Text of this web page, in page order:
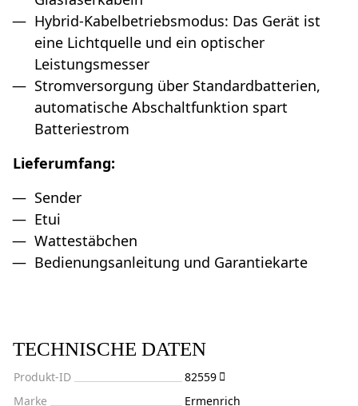
Hybrid-Kabelbetriebsmodus: Das Gerät ist
eine Lichtquelle und ein optischer
Leistungsmesser
Stromversorgung über Standardbatterien,
automatische Abschaltfunktion spart
Batteriestrom
Lieferumfang:
Sender
Etui
Wattestäbchen
Bedienungsanleitung und Garantiekarte
TECHNISCHE DATEN
Produkt-ID
82559
Marke
Ermenrich